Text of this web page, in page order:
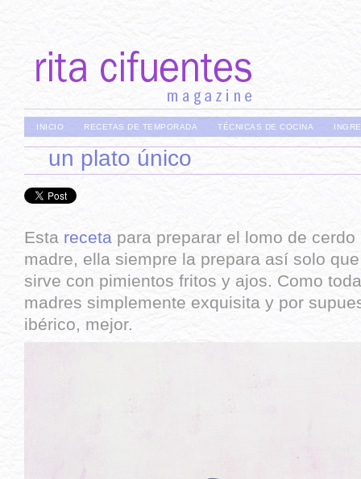
INICIO RECETAS DE TEMPORADA TÉCNICAS DE COCINA
un plato único
Esta receta para preparar el lomo de
madre, ella siempre la prepara así solo
sirve con pimientos fritos y ajos. Como
madres simplemente exquisita y por
ibérico, mejor.